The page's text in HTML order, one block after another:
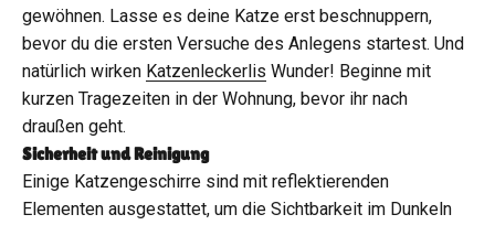
gewöhnen. Lasse es deine Katze erst beschnuppern,
bevor du die ersten Versuche des Anlegens startest. Und
natürlich wirken Katzenleckerlis Wunder! Beginne mit
kurzen Tragezeiten in der Wohnung, bevor ihr nach
draußen geht.
Sicherheit und Reinigung
Einige Katzengeschirre sind mit reflektierenden
Elementen ausgestattet, um die Sichtbarkeit im Dunkeln